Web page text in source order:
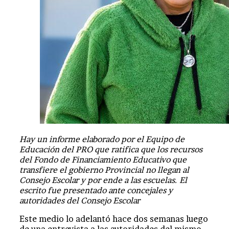
Hay un informe elaborado por el Equipo de
Educación del PRO que ratifica que los recursos
del Fondo de Financiamiento Educativo que
transfiere el gobierno Provincial no llegan al
Consejo Escolar y por ende a las escuelas. El
escrito fue presentado ante concejales y
autoridades del Consejo Escolar
Este medio lo adelantó hace dos semanas luego